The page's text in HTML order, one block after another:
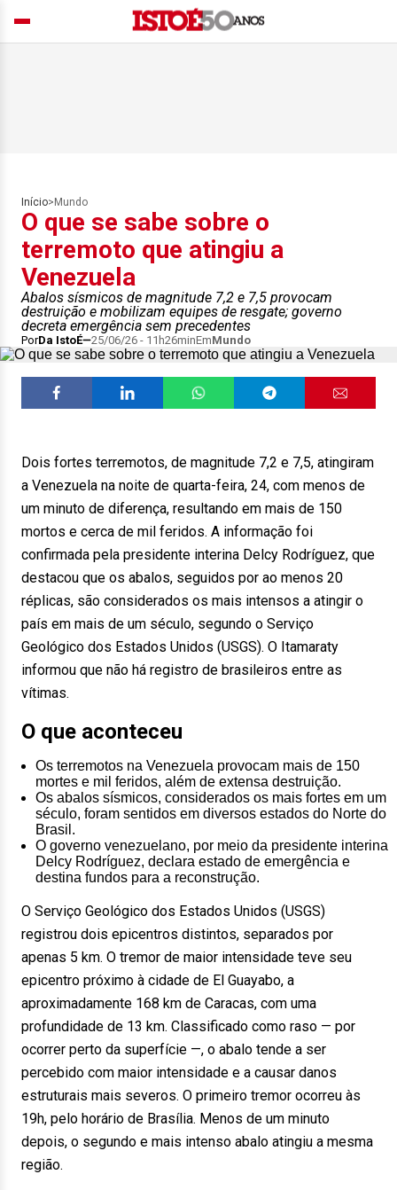
Início> Mundo
O que se sabe sobre o
terremoto que atingiu a
Venezuela
Abalos sísmicos de magnitude 7,2 e 7,5 provocam
destruição e mobilizam equipes de resgate; governo
decreta emergência sem precedentes
PorDa IstoÉ 25/06/26 - 11h26minEmMundo
Dois fortes terremotos, de magnitude 7,2 e 7,5, atingiram
a Venezuela na noite de quarta-feira, 24, com menos de
um minuto de diferença, resultando em mais de 150
mortos e cerca de mil feridos. A informação foi
confirmada pela presidente interina Delcy Rodríguez, que
destacou que os abalos, seguidos por ao menos 20
réplicas, são considerados os mais intensos a atingir o
país em mais de um século, segundo o Serviço
Geológico dos Estados Unidos (USGS). O Itamaraty
informou que não há registro de brasileiros entre as
vítimas.
O que aconteceu
Os terremotos na Venezuela provocam mais de 150
mortes e mil feridos, além de extensa destruição.
Os abalos sísmicos, considerados os mais fortes em um
século, foram sentidos em diversos estados do Norte do
Brasil.
O governo venezuelano, por meio da presidente interina
Delcy Rodríguez, declara estado de emergência e
destina fundos para a reconstrução.
O Serviço Geológico dos Estados Unidos (USGS)
registrou dois epicentros distintos, separados por
apenas 5 km. O tremor de maior intensidade teve seu
epicentro próximo à cidade de El Guayabo, a
aproximadamente 168 km de Caracas, com uma
profundidade de 13 km. Classificado como raso — por
ocorrer perto da superfície —, o abalo tende a ser
percebido com maior intensidade e a causar danos
estruturais mais severos. O primeiro tremor ocorreu às
19h, pelo horário de Brasília. Menos de um minuto
depois, o segundo e mais intenso abalo atingiu a mesma
região.